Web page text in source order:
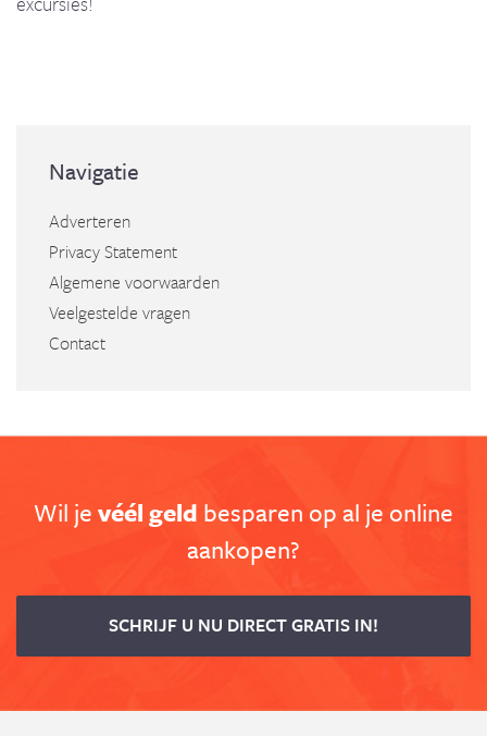
Navigatie
Adverteren
Privacy Statement
Algemene voorwaarden
Veelgestelde vragen
Contact
Wil jevéél geld besparen op al je online
aankopen?
SCHRIJF U NU DIRECT GRATIS IN!